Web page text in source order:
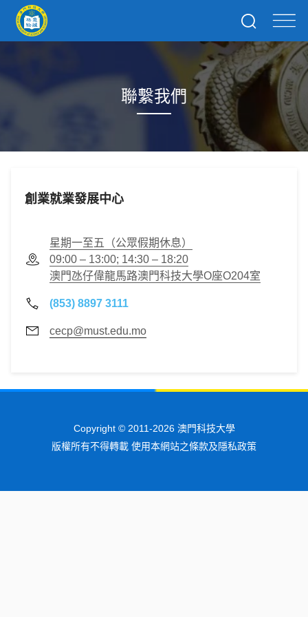
聯繫我們
創業就業發展中心
星期一至五（公眾假期休息）
09:00 – 13:00; 14:30 – 18:20
澳門氹仔偉龍馬路澳門科技大學O座O204室
(853) 8897 3111
cecp@must.edu.mo
Copyright © 2011-2026 澳門科技大學
版權所有不得轉載 使用本網站之條款及隱私政策